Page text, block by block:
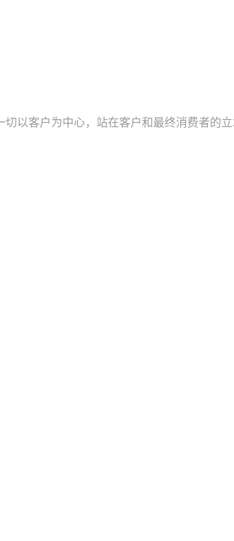
以客户为中心，站在客户和最终消费者的